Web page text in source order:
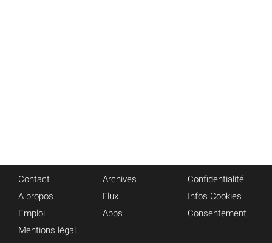
Contact
A propos
Emploi
Mentions légales
Archives
Flux
Apps
Confidentialité
Infos Cookies
Consentement